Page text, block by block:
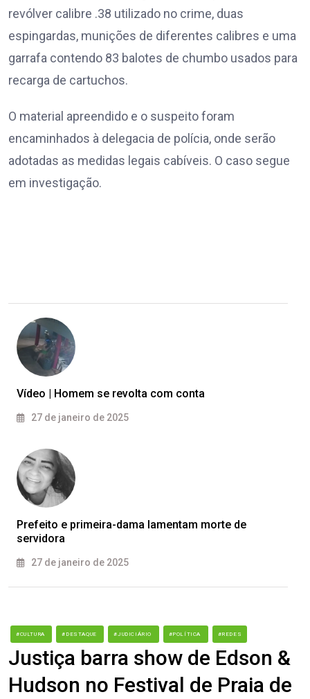
revólver calibre .38 utilizado no crime, duas
espingardas, munições de diferentes calibres e uma
garrafa contendo 83 balotes de chumbo usados ​​para
recarga de cartuchos.
O material apreendido e o suspeito foram
encaminhados à delegacia de polícia, onde serão
adotadas as medidas legais cabíveis. O caso segue
em investigação.
Vídeo | Homem se revolta com conta
27 de janeiro de 2025
Prefeito e primeira-dama lamentam morte de
servidora
27 de janeiro de 2025
#CULTURA #DESTAQUE #JUDICIÁRIO #POLÍTICA #REDES
Justiça barra show de Edson &
Hudson no Festival de Praia de